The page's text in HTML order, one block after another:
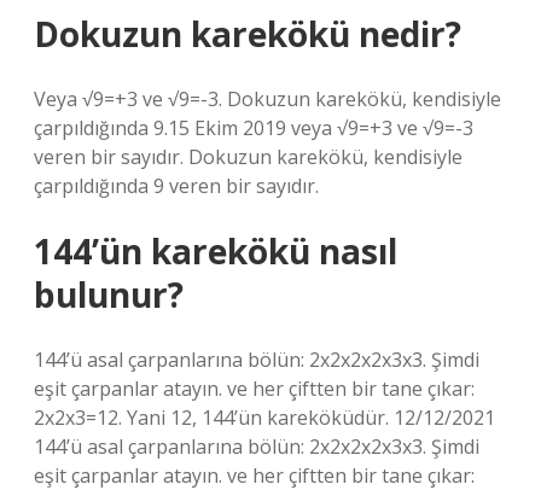
Dokuzun karekökü nedir?
Veya √9=+3 ve √9=-3. Dokuzun karekökü, kendisiyle
çarpıldığında 9.15 Ekim 2019 veya √9=+3 ve √9=-3
veren bir sayıdır. Dokuzun karekökü, kendisiyle
çarpıldığında 9 veren bir sayıdır.
144’ün karekökü nasıl
bulunur?
144’ü asal çarpanlarına bölün: 2x2x2x2x3x3. Şimdi
eşit çarpanlar atayın. ve her çiftten bir tane çıkar:
2x2x3=12. Yani 12, 144’ün kareköküdür. 12/12/2021
144’ü asal çarpanlarına bölün: 2x2x2x2x3x3. Şimdi
eşit çarpanlar atayın. ve her çiftten bir tane çıkar: